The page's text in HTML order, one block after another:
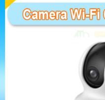
và phát hiện chuyển
tiện